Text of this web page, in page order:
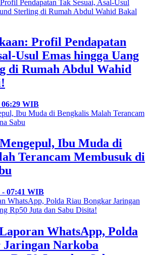
Profil Pendapatan
Usul Emas hingga Uang
di Rumah Abdul Wahid
06:29 WIB
Ibu Muda di
Terancam Membusuk di
- 07:41 WIB
WhatsApp, Polda
Narkoba